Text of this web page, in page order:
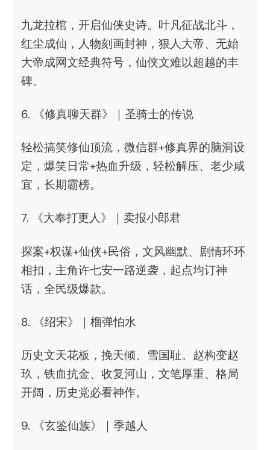
九龙拉棺，开启仙侠史诗。叶凡征战北斗，
红尘成仙，人物刻画封神，狠人大帝、无始
大帝成网文经典符号，仙侠文难以超越的丰
碑。
6. 《修真聊天群》｜圣骑士的传说
轻松搞笑修仙顶流，微信群+修真界的脑洞设
定，爆笑日常+热血升级，轻松解压、老少咸
宜，长期霸榜。
7. 《大奉打更人》｜卖报小郎君
探案+权谋+仙侠+民俗，文风幽默、剧情环环
相扣，主角许七安一路逆袭，起点均订神
话，全民级爆款。
8. 《绍宋》｜榴弹怕水
历史文天花板，挽天倾、雪国耻。赵构变赵
玖，铁血抗金、收复河山，文笔厚重、格局
开阔，历史党必看神作。
9. 《玄鉴仙族》｜季越人